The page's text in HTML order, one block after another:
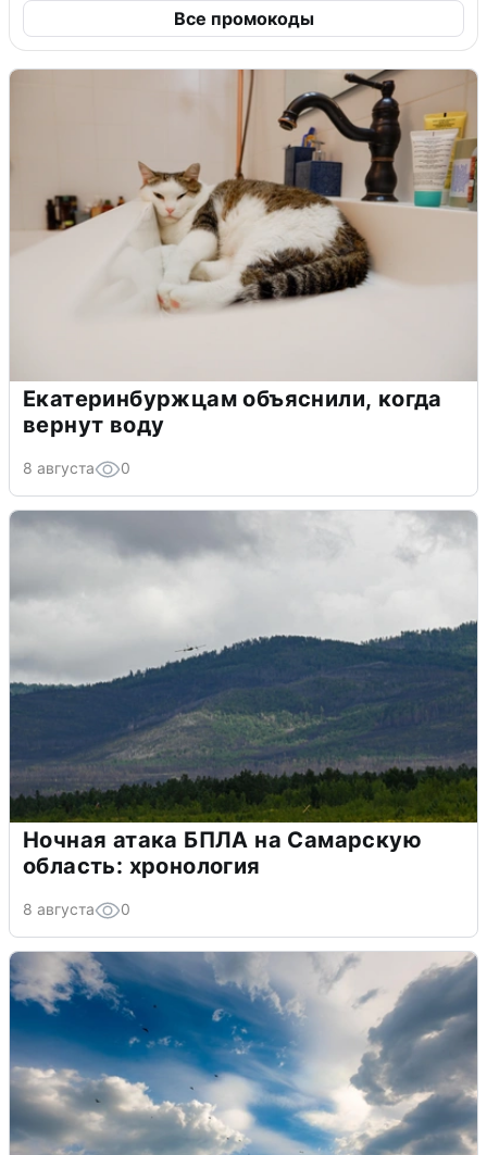
Все промокоды
Екатеринбуржцам объяснили, когда
вернут воду
8 августа 0
Ночная атака БПЛА на Самарскую
область: хронология
8 августа 0